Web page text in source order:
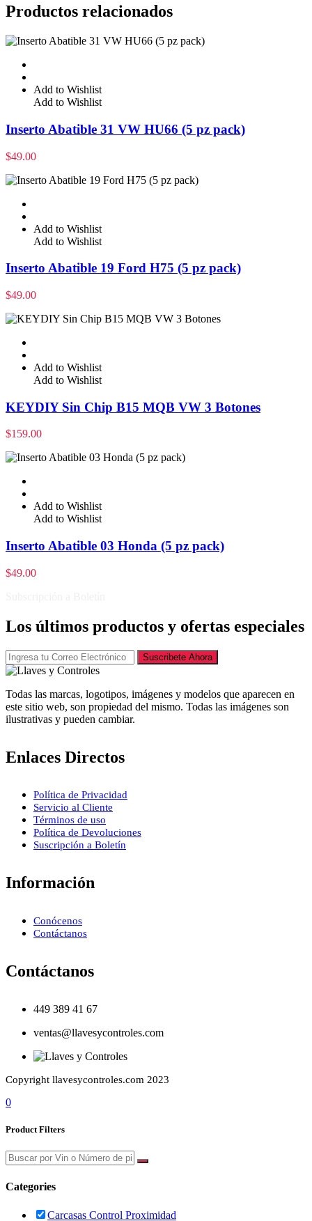
Productos relacionados
Add to Wishlist
Add to Wishlist
Inserto Abatible 31 VW HU66 (5 pz pack)
$49.00
Add to Wishlist
Add to Wishlist
Inserto Abatible 19 Ford H75 (5 pz pack)
$49.00
Add to Wishlist
Add to Wishlist
KEYDIY Sin Chip B15 MQB VW 3 Botones
$159.00
Add to Wishlist
Add to Wishlist
Inserto Abatible 03 Honda (5 pz pack)
$49.00
Los últimos productos y ofertas especiales
Suscribete Ahora
Todas las marcas, logotipos, imágenes y modelos que aparecen en
este sitio web, son propiedad del mismo. Todas las imágenes son
ilustrativas y pueden cambiar.
Enlaces Directos
Política de Privacidad
Servicio al Cliente
Términos de uso
Política de Devoluciones
Suscripción a Boletín
Información
Conócenos
Contáctanos
Contáctanos
449 389 41 67
ventas@llavesycontroles.com
Copyright llavesycontroles.com 2023
0
Product Filters
Categories
Carcasas Control Proximidad